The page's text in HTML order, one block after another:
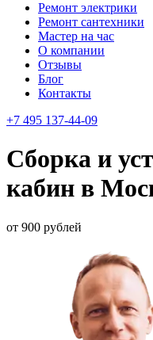
Ремонт электрики
Ремонт сантехники
Мастер на час
О компании
Отзывы
Блог
Контакты
+7 495 137-44-09
Сборка и
кабин в
от 900 рублей